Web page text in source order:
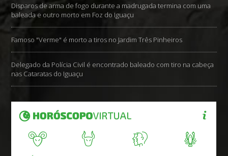
Disparos de arma de fogo durante a madrugada termina com uma
baleada e outro morto em Foz do Iguaçu
Famoso "Verme" é morto a tiros no Jardim Três Pinheiros
Delegado da Polícia Civil é encontrado baleado com tiro na cabeça
nas Cataratas do Iguaçu